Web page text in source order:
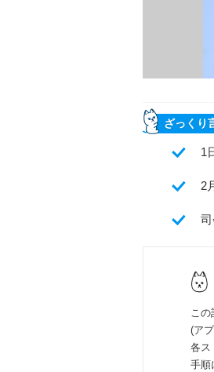
ざっくり
1
2
こ
(ア
各ス
手順